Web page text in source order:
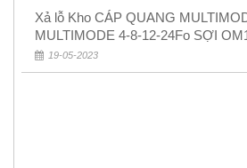
Xả lỗ Kho CÁP QUANG MULTIMODE CÁP
MULTIMODE 4-8-12-24Fo SỢI
Rẻ 5k
19-05-2023